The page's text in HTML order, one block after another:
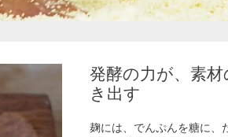
発酵の力が、素材
き出す
麹には、でんぷんを糖に、